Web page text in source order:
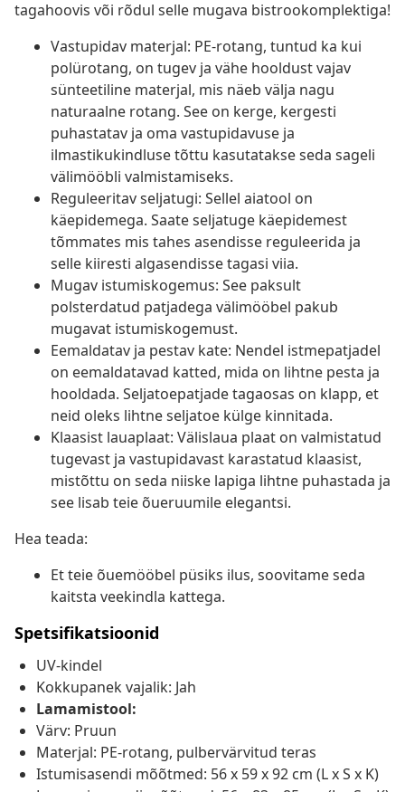
tagahoovis või rõdul selle mugava bistrookomplektiga!
Vastupidav materjal: PE-rotang, tuntud ka kui
polürotang, on tugev ja vähe hooldust vajav
sünteetiline materjal, mis näeb välja nagu
naturaalne rotang. See on kerge, kergesti
puhastatav ja oma vastupidavuse ja
ilmastikukindluse tõttu kasutatakse seda sageli
välimööbli valmistamiseks.
Reguleeritav seljatugi: Sellel aiatool on
käepidemega. Saate seljatuge käepidemest
tõmmates mis tahes asendisse reguleerida ja
selle kiiresti algasendisse tagasi viia.
Mugav istumiskogemus: See paksult
polsterdatud patjadega välimööbel pakub
mugavat istumiskogemust.
Eemaldatav ja pestav kate: Nendel istmepatjadel
on eemaldatavad katted, mida on lihtne pesta ja
hooldada. Seljatoepatjade tagaosas on klapp, et
neid oleks lihtne seljatoe külge kinnitada.
Klaasist lauaplaat: Välislaua plaat on valmistatud
tugevast ja vastupidavast karastatud klaasist,
mistõttu on seda niiske lapiga lihtne puhastada ja
see lisab teie õueruumile elegantsi.
Hea teada:
Et teie õuemööbel püsiks ilus, soovitame seda
kaitsta veekindla kattega.
Spetsifikatsioonid
UV-kindel
Kokkupanek vajalik: Jah
Lamamistool:
Värv: Pruun
Materjal: PE-rotang, pulbervärvitud teras
Istumisasendi mõõtmed: 56 x 59 x 92 cm (L x S x K)